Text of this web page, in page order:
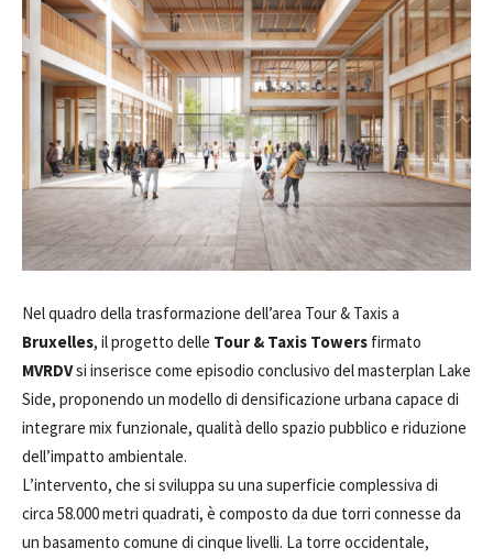
Nel quadro della trasformazione dell’area Tour & Taxis a
Bruxelles, il progetto delle Tour & Taxis Towers firmato
MVRDVsi inserisce come episodio conclusivo del masterplan Lake
Side, proponendo un modello di densificazione urbana capace di
integrare mix funzionale, qualità dello spazio pubblico e riduzione
dell’impatto ambientale.
L’intervento, che si sviluppa su una superficie complessiva di
circa 58.000 metri quadrati, è composto da due torri connesse da
un basamento comune di cinque livelli. La torre occidentale,